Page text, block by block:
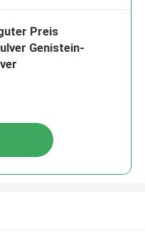
Preis
Genistein-